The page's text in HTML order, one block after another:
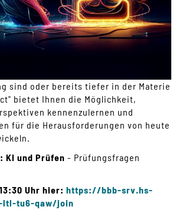
sind oder bereits tiefer in der Materie
bietet Ihnen die Möglichkeit,
kennenzulernen und
für die Herausforderungen von heute
KI und Prüfen - Prüfungsfragen
Uhr hier: https://bbb-srv.hs-
ltl-tu6-qaw/join